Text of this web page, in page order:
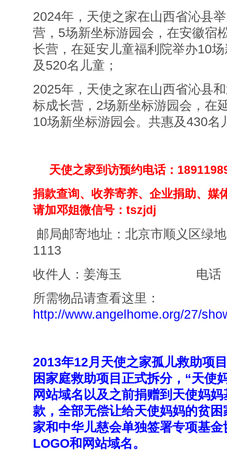
2024年，天使之家在山西省沁县
营，5场新坐标游园会，在安徽宿
长营，在延安儿童福利院举办10
及520名儿童；
2025年，天使之家在山西省沁县
标成长营，2场新坐标游园会，在
10场新坐标游园会。共惠及430名
天使之家到访预约电话：
捐款查询、收养寄养、企业捐助、媒
请加邓姐微信号：tszjdj
邮局邮寄地址：北京市顺义区绿
1113
收件人：姜海玉 电话：
所需物品请查看这里：
http://www.angelhome.org/27/
2013年12月天使之家孤儿救助项
困家庭救助项目正式拆分，“天使
网站域名以及之前捐赠到天使妈
款，全部无偿让给天使妈妈的贫
家和中华儿慈会单独签署专项基
LOGO和网站域名。